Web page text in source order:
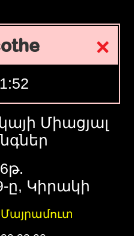
Միացյալ
ը, Կիրակի
Մայրամուտ